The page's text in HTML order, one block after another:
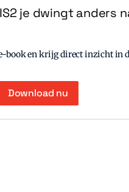
je dwingt anders
book en krijg direct inzicht in
Download nu